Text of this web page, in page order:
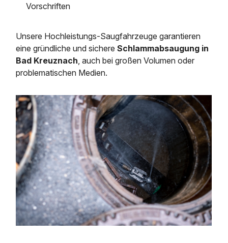
Vorschriften
Unsere Hochleistungs-Saugfahrzeuge garantieren
eine gründliche und sichereSchlammabsaugung in
Bad Kreuznach , auch bei großen Volumen oder
problematischen Medien.